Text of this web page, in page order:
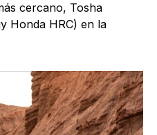
cercano, Tosha
Honda HRC) en la